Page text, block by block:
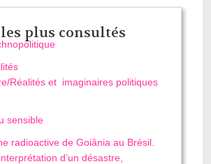
plus consultés
Réalités et imaginaires politiques
sensible
radioactive de Goiânia au Brésil.
d’un désastre,